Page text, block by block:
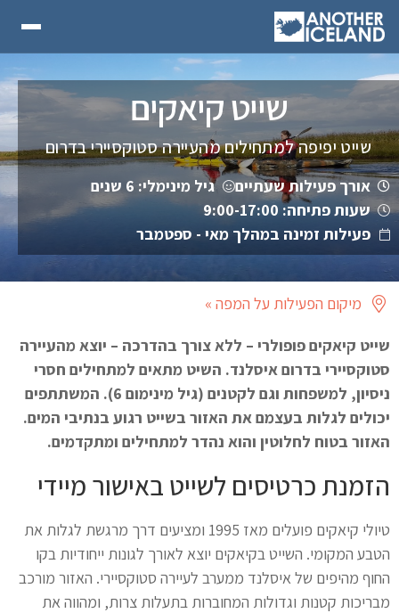
שייט קיאקים
שייט יפיפה למתחילים מהעיירה סטוקסיירי בדרום
אורך פעילות שעתיים
גיל מינימלי: 6 שנים
שעות פתיחה: 9:00-17:00
פעילות זמינה במהלך מאי - ספטמבר
מיקום הפעילות על המפה »
שייט קיאקים פופולרי – ללא צורך בהדרכה – יוצא מהעיירה
סטוקסיירי בדרום איסלנד. השיט מתאים למתחילים חסרי
ניסיון, למשפחות וגם לקטנים (גיל מינימום 6). המשתתפים
יכולים לגלות בעצמם את האזור בשייט רגוע בנתיבי המים.
האזור בטוח לחלוטין והוא נהדר למתחילים ומתקדמים.
הזמנת כרטיסים לשייט באישור מיידי
טיולי קיאקים פועלים מאז 1995 ומציעים דרך מרגשת לגלות את
הטבע המקומי. השייט בקיאקים יוצא לאורך לגונות ייחודיות בקו
החוף מהיפים של איסלנד ממערב לעיירה סטוקסיירי. האזור מורכב
מבריכות קטנות וגדולות המחוברות בתעלות צרות, ומהווה את